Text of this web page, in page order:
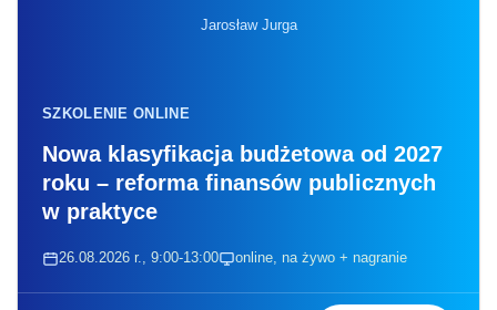
Jarosław Jurga
SZKOLENIE ONLINE
Nowa klasyfikacja budżetowa od 2027
roku – reforma finansów publicznych
w praktyce
26.08.2026 r., 9:00-13:00 online, na żywo + nagranie